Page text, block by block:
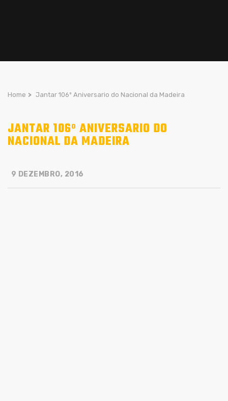
Home > Jantar 106º Aniversario do Nacional da Madeira
JANTAR 106º ANIVERSARIO DO
NACIONAL DA MADEIRA
9 DEZEMBRO, 2016